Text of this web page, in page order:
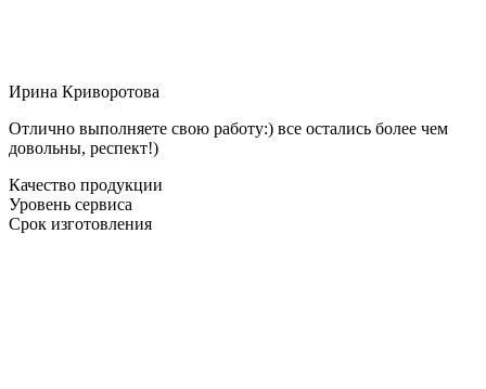
Ирина Криворотова
Отлично выполняете свою работу:) все остались более чем
довольны, респект!)
Качество продукции
Уровень сервиса
Срок изготовления